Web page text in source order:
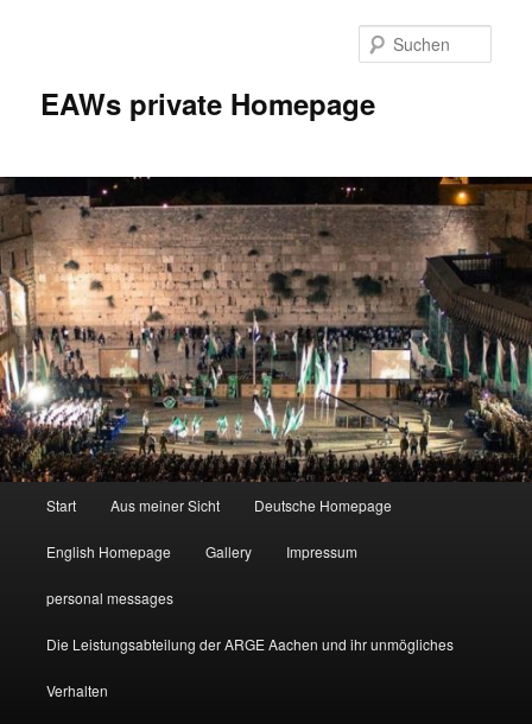
EAWs private Homepage
Start Aus meiner Sicht Deutsche Homepage
English Homepage Gallery Impressum
personal messages
Die Leistungsabteilung der ARGE Aachen und ihr unmögliches
Verhalten